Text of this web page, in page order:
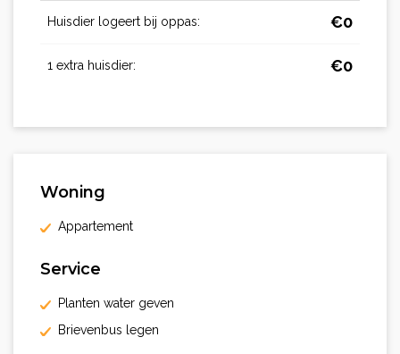
Huisdier logeert bij oppas: €0
1 extra huisdier: €0
Woning
Appartement
Service
Planten water geven
Brievenbus legen